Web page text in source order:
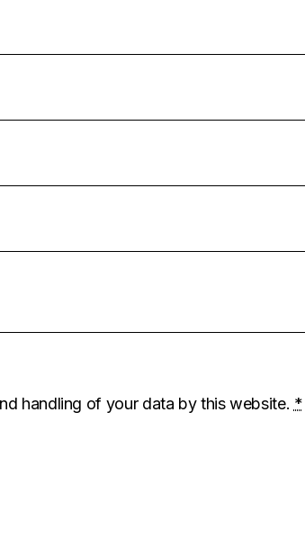
handling of your data by this website. *